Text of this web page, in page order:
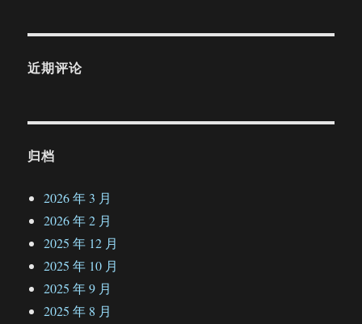
近期评论
归档
2026 年 3 月
2026 年 2 月
2025 年 12 月
2025 年 10 月
2025 年 9 月
2025 年 8 月